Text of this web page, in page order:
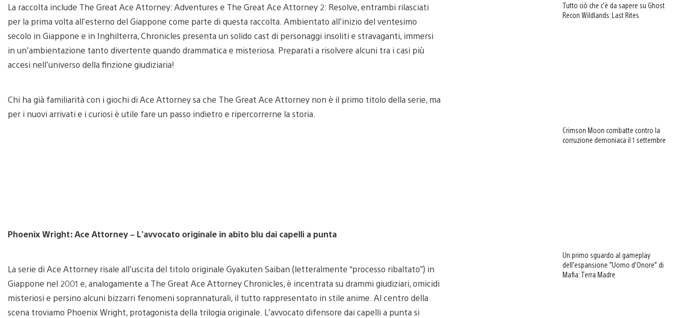
La raccolta include The Great Ace Attorney: Adventures e The Great Ace Attorney 2: Resolve, entrambi rilasciati
per la prima volta all’esterno del Giappone come parte di questa raccolta. Ambientato all’inizio del ventesimo
secolo in Giappone e in Inghilterra, Chronicles presenta un solido cast di personaggi insoliti e stravaganti, immersi
in un’ambientazione tanto divertente quando drammatica e misteriosa. Preparati a risolvere alcuni tra i casi più
accesi nell’universo della finzione giudiziaria!
Chi ha già familiarità con i giochi di Ace Attorney sa che The Great Ace Attorney non è il primo titolo della serie, ma
per i nuovi arrivati e i curiosi è utile fare un passo indietro e ripercorrerne la storia.
Phoenix Wright: Ace Attorney – L’avvocato originale in abito blu dai capelli a punta
La serie di Ace Attorney risale all’uscita del titolo originale Gyakuten Saiban (letteralmente “processo ribaltato”) in
Giappone nel 2001 e, analogamente a The Great Ace Attorney Chronicles, è incentrata su drammi giudiziari, omicidi
misteriosi e persino alcuni bizzarri fenomeni soprannaturali, il tutto rappresentato in stile anime. Al centro della
scena troviamo Phoenix Wright, protagonista della trilogia originale. L’avvocato difensore dai capelli a punta si
Tutto ciò che c’è da sapere su Ghost
Recon Wildlands: Last Rites
Crimson Moon combatte contro la
corruzione demoniaca il 1 settembre
Un primo sguardo al gameplay
dell’espansione “Uomo d’Onore” di
Mafia: Terra Madre